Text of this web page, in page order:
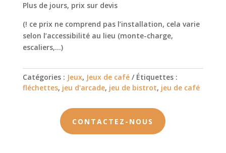
Plus de jours, prix sur devis
(! ce prix ne comprend pas l’installation, cela varie
selon l’accessibilité au lieu (monte-charge,
escaliers,…)
Catégories : Jeux, Jeux de café
Étiquettes :
fléchettes, jeu d'arcade, jeu de bistrot, jeu de café
CONTACTEZ-NOUS